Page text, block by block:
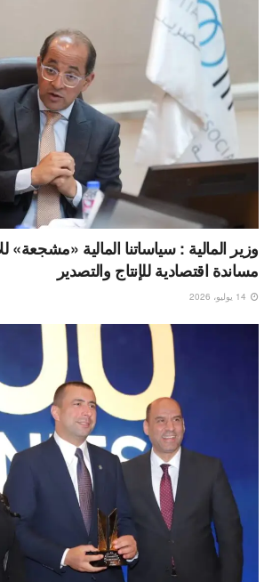
وزير المالية : سياساتنا المالية «مشجعة»
مساندة اقتصادية للإنتاج والتصدير